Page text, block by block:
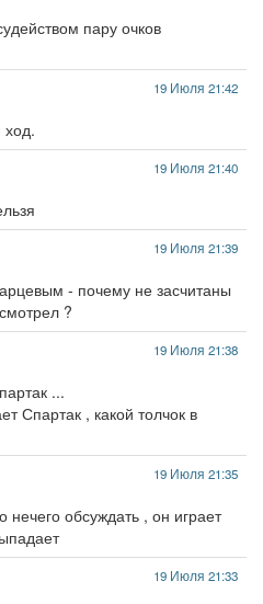
пару очков
19 Июля 21:42
19 Июля 21:40
19 Июля 21:39
- почему не засчитаны
?
19 Июля 21:38
...
Спартак , какой толчок в
19 Июля 21:35
обсуждать , он играет
19 Июля 21:33